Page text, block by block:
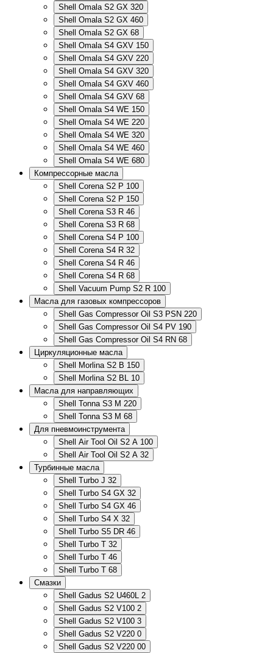
Shell Omala S2 GX 320
Shell Omala S2 GX 460
Shell Omala S2 GX 68
Shell Omala S4 GXV 150
Shell Omala S4 GXV 220
Shell Omala S4 GXV 320
Shell Omala S4 GXV 460
Shell Omala S4 GXV 68
Shell Omala S4 WE 150
Shell Omala S4 WE 220
Shell Omala S4 WE 320
Shell Omala S4 WE 460
Shell Omala S4 WE 680
Компрессорные масла
Shell Corena S2 P 100
Shell Corena S2 P 150
Shell Corena S3 R 46
Shell Corena S3 R 68
Shell Corena S4 P 100
Shell Corena S4 R 32
Shell Corena S4 R 46
Shell Corena S4 R 68
Shell Vacuum Pump S2 R 100
Масла для газовых компрессоров
Shell Gas Compressor Oil S3 PSN 220
Shell Gas Compressor Oil S4 PV 190
Shell Gas Compressor Oil S4 RN 68
Циркуляционные масла
Shell Morlina S2 B 150
Shell Morlina S2 BL 10
Масла для направляющих
Shell Tonna S3 M 220
Shell Tonna S3 M 68
Для пневмоинструмента
Shell Air Tool Oil S2 A 100
Shell Air Tool Oil S2 A 32
Турбинные масла
Shell Turbo J 32
Shell Turbo S4 GX 32
Shell Turbo S4 GX 46
Shell Turbo S4 X 32
Shell Turbo S5 DR 46
Shell Turbo T 32
Shell Turbo T 46
Shell Turbo T 68
Смазки
Shell Gadus S2 U460L 2
Shell Gadus S2 V100 2
Shell Gadus S2 V100 3
Shell Gadus S2 V220 0
Shell Gadus S2 V220 00